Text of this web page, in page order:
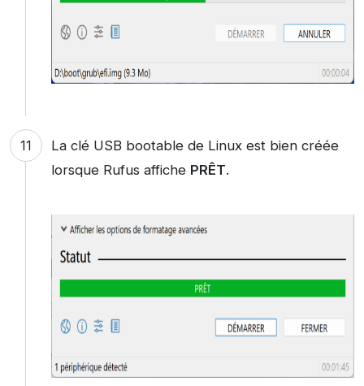
La clé USB bootable de Linux est bien créée
lorsque Rufus affiche PRÊT.